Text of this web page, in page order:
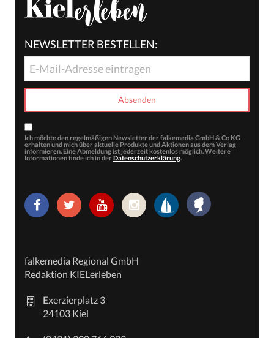
NEWSLETTER BESTELLEN:
Ich möchte den regelmäßigen Newsletter der falkemedia GmbH & Co KG
erhalten und mich über aktuelle Produkte und Aktionen aus dem Verlag
informieren. Eine Abmeldung ist jederzeit kostenlos möglich. Weitere
Informationen finde ich in der Datenschutzerklärung.
falkemedia Regional GmbH
Redaktion KIELerleben
Exerzierplatz 3
24103 Kiel